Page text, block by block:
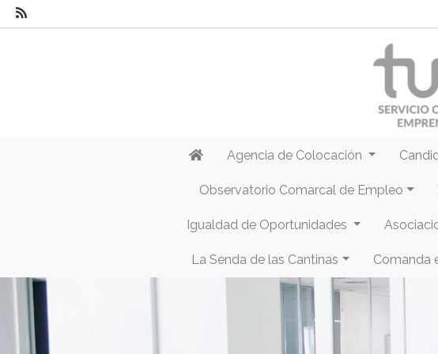
Agencia de Colocación
Observatorio Comarcal de Empleo
Igualdad de Oportunidades
La Senda de las Cantinas Comanda